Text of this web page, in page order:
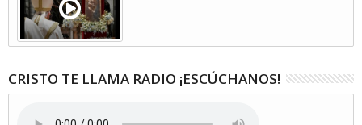
CRISTO TE LLAMA RADIO ¡ESCÚCHANOS!